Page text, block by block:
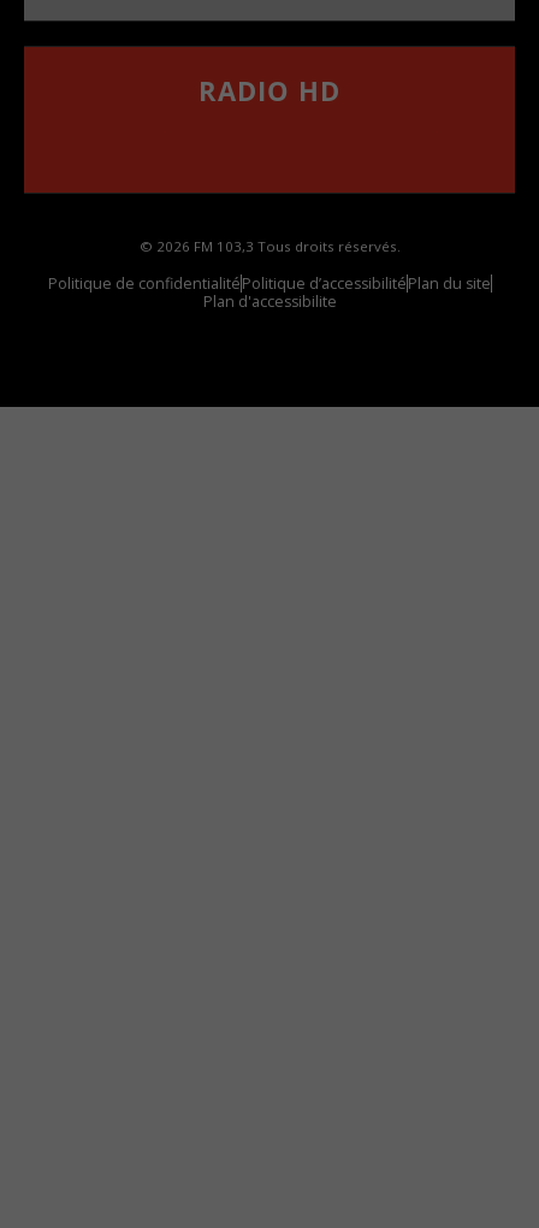
RADIO HD
© 2026 FM 103,3 Tous droits réservés.
Politique de confidentialitéPolitique d’accessibilitéPlan du site
Plan d'accessibilite